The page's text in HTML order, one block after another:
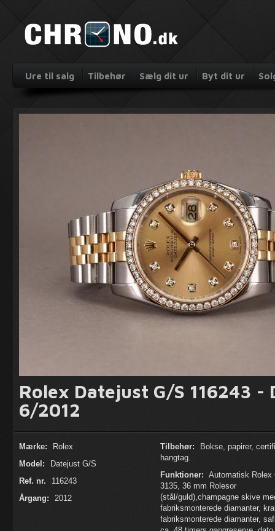
Ure til salg Tilbehør Sælg dit ur Byt dit ur
Rolex Datejust G/S 116243 -
6/2012
Mærke:
Rolex
Model:
Datejust G/S
Ref. nr.
116243
Årgang:
2012
Tilbehør:
Bokse, papirer,
hangtag.
Funktioner: Automatisk Rolex
3135, 36 mm Rolesor
(stål/guld),champagne skive
fabriksmonterede diamanter,
fabriksmonterede diamanter,